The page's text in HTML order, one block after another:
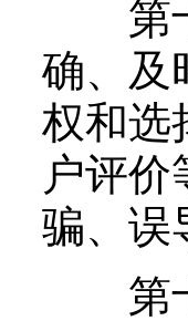
第十
确、及
权和选
户评
骗、误
第十